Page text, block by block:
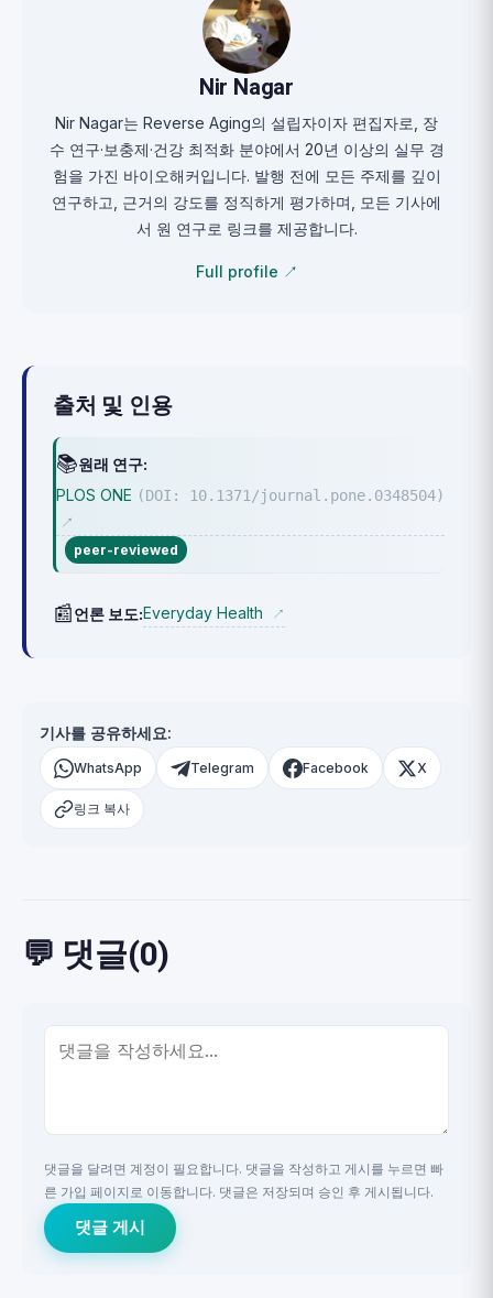
Nir Nagar
Nir Nagar는 Reverse Aging의 설립자이자 편집자로, 장
수 연구·보충제·건강 최적화 분야에서 20년 이상의 실무 경
험을 가진 바이오해커입니다. 발행 전에 모든 주제를 깊이
연구하고, 근거의 강도를 정직하게 평가하며, 모든 기사에
서 원 연구로 링크를 제공합니다.
Full profile ↗
출처 및 인용
📚원래 연구:
PLOS ONE (DOI: 10.1371/journal.pone.0348504)
↗
peer-reviewed
📰언론 보도:Everyday Health ↗
기사를 공유하세요:
WhatsApp Telegram Facebook X
링크 복사
💬 댓글(0)
댓글을 달려면 계정이 필요합니다. 댓글을 작성하고 게시를 누르면 빠
른 가입 페이지로 이동합니다. 댓글은 저장되며 승인 후 게시됩니다.
댓글 게시